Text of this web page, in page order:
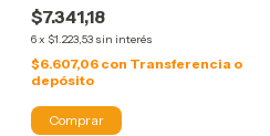
$7.341,18
6x $1.223,53 sin interés
$6.607,06 con Transferencia o
depósito